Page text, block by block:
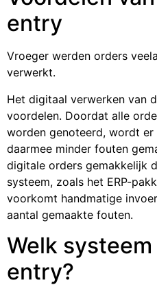
entry
Vroeger werden orders
verwerkt.
Het digitaal verwerken van
voordelen. Doordat alle
worden genoteerd, wordt
daarmee minder fouten
digitale orders gemakkelijk
systeem, zoals het ERP-
voorkomt handmatige
aantal gemaakte fouten.
Welk
entry?